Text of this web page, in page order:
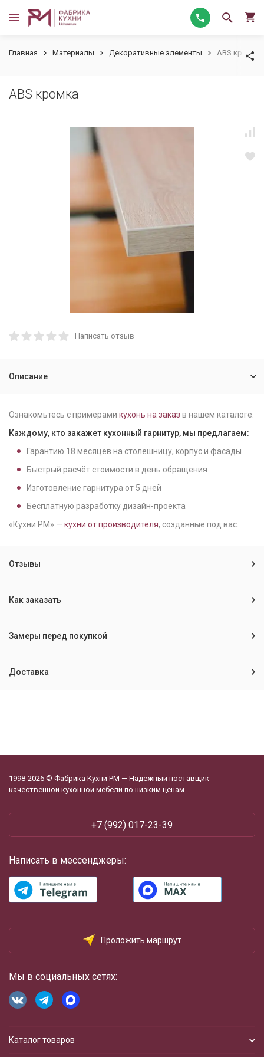
Главная Материалы Декоративные элементы ABS кромка
ABS кромка
Написать отзыв
Описание
Ознакомьтесь с примерами кухонь на заказ в нашем каталоге.
Каждому, кто закажет кухонный гарнитур, мы предлагаем:
Гарантию 18 месяцев на столешницу, корпус и фасады
Быстрый расчёт стоимости в день обращения
Изготовление гарнитура от 5 дней
Бесплатную разработку дизайн-проекта
«Кухни РМ» — кухни от производителя, созданные под вас.
Отзывы
Как заказать
Замеры перед покупкой
Доставка
1998-2026 © Фабрика Кухни РМ — Надежный поставщик
качественной кухонной мебели по низким ценам
+7 (992) 017-23-39
Написать в мессенджеры:
Проложить маршрут
Мы в социальных сетях:
Каталог товаров